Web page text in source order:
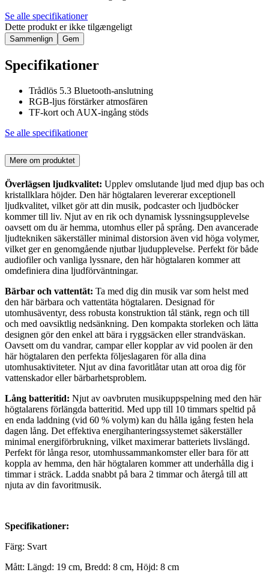
Se alle specifikationer
Dette produkt er ikke tilgængeligt
Sammenlign Gem
Specifikationer
Trådlös 5.3 Bluetooth-anslutning
RGB-ljus förstärker atmosfären
TF-kort och AUX-ingång stöds
Se alle specifikationer
Mere om produktet
Överlägsen ljudkvalitet: Upplev omslutande ljud med djup bas och
kristallklara höjder. Den här högtalaren levererar exceptionell
ljudkvalitet, vilket gör att din musik, podcaster och ljudböcker
kommer till liv. Njut av en rik och dynamisk lyssningsupplevelse
oavsett om du är hemma, utomhus eller på språng. Den avancerade
ljudtekniken säkerställer minimal distorsion även vid höga volymer,
vilket ger en genomgående njutbar ljudupplevelse. Perfekt för både
audiofiler och vanliga lyssnare, den här högtalaren kommer att
omdefiniera dina ljudförväntningar.
Bärbar och vattentät: Ta med dig din musik var som helst med
den här bärbara och vattentäta högtalaren. Designad för
utomhusäventyr, dess robusta konstruktion tål stänk, regn och till
och med oavsiktlig nedsänkning. Den kompakta storleken och lätta
designen gör den enkel att bära i ryggsäcken eller strandväskan.
Oavsett om du vandrar, campar eller kopplar av vid poolen är den
här högtalaren den perfekta följeslagaren för alla dina
utomhusaktiviteter. Njut av dina favoritlåtar utan att oroa dig för
vattenskador eller bärbarhetsproblem.
Lång batteritid: Njut av oavbruten musikuppspelning med den här
högtalarens förlängda batteritid. Med upp till 10 timmars speltid på
en enda laddning (vid 60 % volym) kan du hålla igång festen hela
dagen lång. Det effektiva energihanteringssystemet säkerställer
minimal energiförbrukning, vilket maximerar batteriets livslängd.
Perfekt för långa resor, utomhussammankomster eller bara för att
koppla av hemma, den här högtalaren kommer att underhålla dig i
timmar i sträck. Ladda snabbt på bara 2 timmar och återgå till att
njuta av din favoritmusik.
Specifikationer:
Färg: Svart
Mått: Längd: 19 cm, Bredd: 8 cm, Höjd: 8 cm